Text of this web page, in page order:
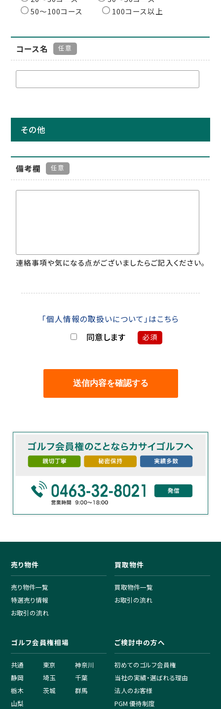
50〜100コース
100コース以上
コース名 任意
その他
備考欄 任意
連絡事項や気になる点がございましたらご記入ください。
「個人情報の取扱いについて」はこちら
同意します 必須
売り物件
売り物件一覧
特選売り情報
お取引の流れ
買取物件
買取物件一覧
お取引の流れ
ゴルフ会員権相場
共通 東京
神奈川
静岡
埼玉
千葉
栃木
茨城
群馬
山梨
ご検討中の方へ
初めてのゴルフ会員権
当社の実績・選ばれる理由
法人のお客様
PGM 優待制度